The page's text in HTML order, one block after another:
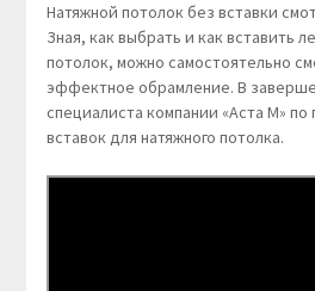
Натяжной потолок без вставки
Зная, как выбрать и как вставить
потолок, можно самостоятельно
эффектное обрамление. В
специалиста компании «Аста М»
вставок для натяжного потолка.